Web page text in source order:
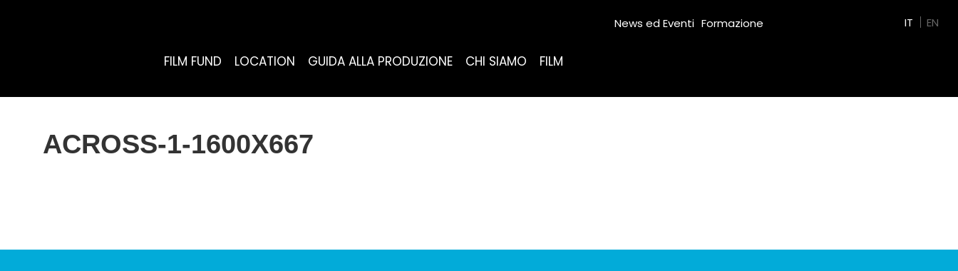
FILM FUND LOCATION GUIDA ALLA PRODUZIONE CHI SIAMO FILM
News ed Eventi Formazione IT EN
ACROSS-1-1600X667